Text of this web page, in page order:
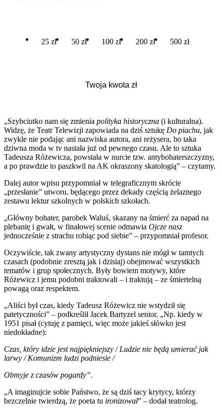
25 zł 50 zł 100 zł 200 zł 500 zł
„Szybciutko nam się zmienia polityka historyczna (i kulturalna).
Widzę, że Teatr Telewizji zapowiada na dziś sztukę Do piachu, jak
zwykle nie podając ani nazwiska autora, ani reżysera, bo taka
dziwna moda w tv nastała już od pewnego czasu. Ale to sztuka
Tadeusza Różewicza, powstała w nurcie tzw. antybohaterszczyzny,
a po prawdzie to paszkwil na AK okraszony skatologią” – czytamy.
Dalej autor wpisu przypomniał w telegraficznym skrócie
„przesłanie” utworu, będącego przez dekady częścią żelaznego
zestawu lektur szkolnych w polskich szkołach.
„Główny bohater, parobek Waluś, skazany na śmierć za napad na
plebanię i gwałt, w finałowej scenie odmawia Ojcze nasz
jednocześnie z strachu robiąc pod siebie” – przypomniał profesor.
Oczywiście, tak zwany artystyczny dystans nie mógł w tamtych
czasach (podobnie zresztą jak i dzisiaj) obejmować wszystkich
tematów i grup społecznych. Były bowiem motywy, które
Różewicz i jemu podobni traktowali – i traktują – ze śmiertelną
powagą oraz respektem.
„Aliści był czas, kiedy Tadeusz Różewicz nie wstydził się
patetyczności” – podkreślił Jacek Bartyzel senior. „Np. kiedy w
1951 pisał (cytuję z pamięci, więc może jakieś słówko jest
niedokładne):
Czas, który idzie jest najpiękniejszy / Ludzie nie będą umierać jak
larwy / Komunizm ludzi podniesie /
Obmyje z czasów pogardy”.
„A imaginujcie sobie Państwo, że są dziś tacy krytycy, którzy
bezczelnie twierdzą, że poeta tu ironizował” – dodał teatrolog.